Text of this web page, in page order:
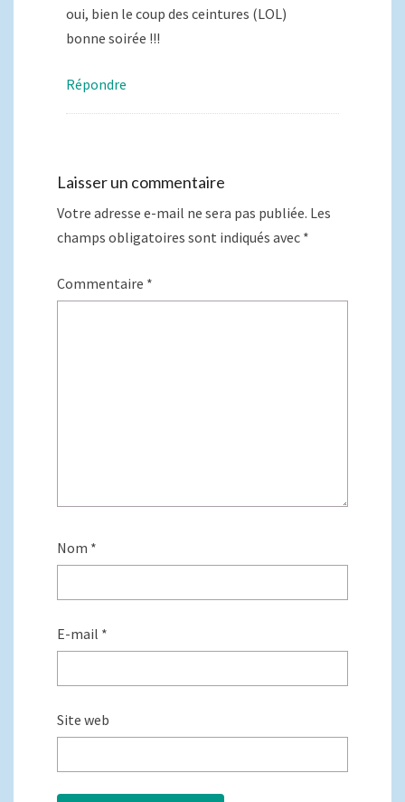
oui, bien le coup des ceintures (LOL)
bonne soirée !!!
Répondre
Laisser un commentaire
Votre adresse e-mail ne sera pas publiée. Les
champs obligatoires sont indiqués avec *
Commentaire *
Nom *
E-mail *
Site web